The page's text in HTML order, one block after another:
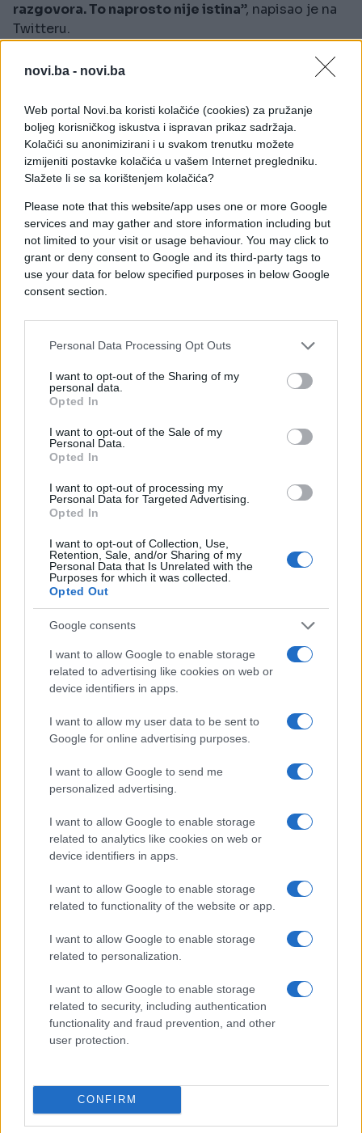
novi.ba - novi.ba
Web portal Novi.ba koristi kolačiće (cookies) za pružanje
boljeg korisničkog iskustva i ispravan prikaz sadržaja.
Kolačići su anonimizirani i u svakom trenutku možete
izmijeniti postavke kolačića u vašem Internet pregledniku.
Slažete li se sa korištenjem kolačića?
Please note that this website/app uses one or more Google
services and may gather and store information including but
not limited to your visit or usage behaviour. You may click to
grant or deny consent to Google and its third-party tags to
use your data for below specified purposes in below Google
consent section.
Personal Data Processing Opt Outs
I want to opt-out of the Sharing of my
personal data.
Opted In
I want to opt-out of the Sale of my
Personal Data.
Opted In
I want to opt-out of processing my
Personal Data for Targeted Advertising.
Opted In
I want to opt-out of Collection, Use,
Retention, Sale, and/or Sharing of my
Personal Data that Is Unrelated with the
Purposes for which it was collected.
Opted Out
Google consents
I want to allow Google to enable storage
related to advertising like cookies on web or
device identifiers in apps.
I want to allow my user data to be sent to
Google for online advertising purposes.
I want to allow Google to send me
personalized advertising.
I want to allow Google to enable storage
related to analytics like cookies on web or
device identifiers in apps.
I want to allow Google to enable storage
related to functionality of the website or app.
I want to allow Google to enable storage
related to personalization.
I want to allow Google to enable storage
related to security, including authentication
functionality and fraud prevention, and other
user protection.
CONFIRM
razgovora. To naprosto nije istina”, napisao je na
Twitteru.
Facebook, inače, svako malo mora demantirati da
direktno. Recimo ovako: “Prikazujemo vam oglase
prema vašim interesima i ostalim informacijama
koje prikupljamo na profilima, ne prema onome
što izgovarate naglas ”.
(Novi.ba/Telegram.hr)
#facebook #presluškivanje